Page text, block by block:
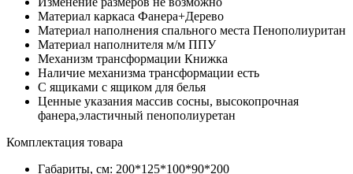
Материал каркаса Фанера+Дерево
Материал наполнения спального места Пенополиуритан
Материал наполнителя м/м ППУ
Механизм трансформации Книжка
Наличие механизма трансформации есть
С ящиками с ящиком для белья
Ценные указания массив сосны, высокопрочная
фанера,эластичный пенополиуретан
Комплектация товара
Габариты, см: 200*125*100*90*200